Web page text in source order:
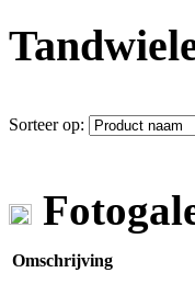
Sorteer op:
Omschrijving